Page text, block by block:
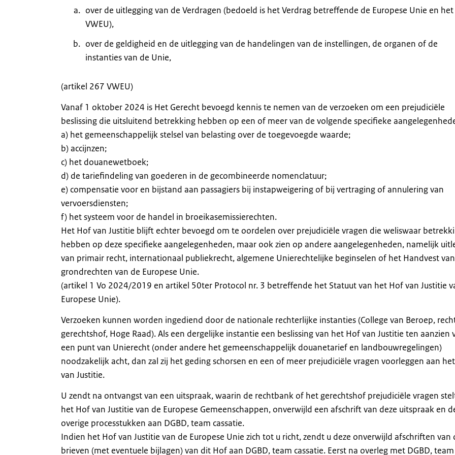
over de uitlegging van de Verdragen (bedoeld is het Verdrag betreffende de Europese Unie en het
VWEU),
over de geldigheid en de uitlegging van de handelingen van de instellingen, de organen of de
instanties van de Unie,
(artikel 267 VWEU)
Vanaf 1 oktober 2024 is Het Gerecht bevoegd kennis te nemen van de verzoeken om een prejudiciële
beslissing die uitsluitend betrekking hebben op een of meer van de volgende specifieke
a) het gemeenschappelijk stelsel van belasting over de toegevoegde waarde;
b) accijnzen;
c) het douanewetboek;
d) de tariefindeling van goederen in de gecombineerde nomenclatuur;
e) compensatie voor en bijstand aan passagiers bij instapweigering of bij vertraging of annulering van
vervoersdiensten;
f) het systeem voor de handel in broeikasemissierechten.
Het Hof van Justitie blijft echter bevoegd om te oordelen over prejudiciële vragen die weliswaar
hebben op deze specifieke aangelegenheden, maar ook zien op andere aangelegenheden, namelijk
van primair recht, internationaal publiekrecht, algemene Unierechtelijke beginselen of het Handvest
grondrechten van de Europese Unie.
(artikel 1 Vo 2024/2019 en artikel 50ter Protocol nr. 3 betreffende het Statuut van het Hof van Justitie
Europese Unie).
Verzoeken kunnen worden ingediend door de nationale rechterlijke instanties (College van Beroep,
gerechtshof, Hoge Raad). Als een dergelijke instantie een beslissing van het Hof van Justitie ten aanzien
een punt van Unierecht (onder andere het gemeenschappelijk douanetarief en landbouwregelingen)
noodzakelijk acht, dan zal zij het geding schorsen en een of meer prejudiciële vragen voorleggen aan
van Justitie.
U zendt na ontvangst van een uitspraak, waarin de rechtbank of het gerechtshof prejudiciële vragen
het Hof van Justitie van de Europese Gemeenschappen, onverwijld een afschrift van deze uitspraak en
overige processtukken aan DGBD, team cassatie.
Indien het Hof van Justitie van de Europese Unie zich tot u richt, zendt u deze onverwijld afschriften van
brieven (met eventuele bijlagen) van dit Hof aan DGBD, team cassatie. Eerst na overleg met DGBD, team